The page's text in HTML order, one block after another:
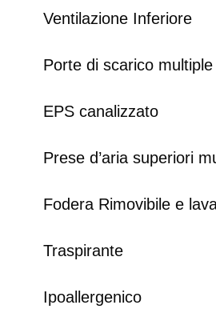
Ventilazione Inferiore
Porte di scarico multiple
EPS canalizzato
Prese d’aria superiori
Fodera Rimovibile e
Traspirante
Ipoallergenico